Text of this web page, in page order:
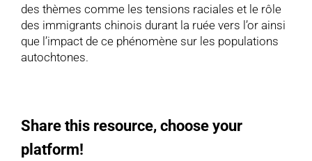
des thèmes comme les tensions raciales et le rôle
des immigrants chinois durant la ruée vers l’or ainsi
que l’impact de ce phénomène sur les populations
autochtones.
Share this resource, choose your
platform!